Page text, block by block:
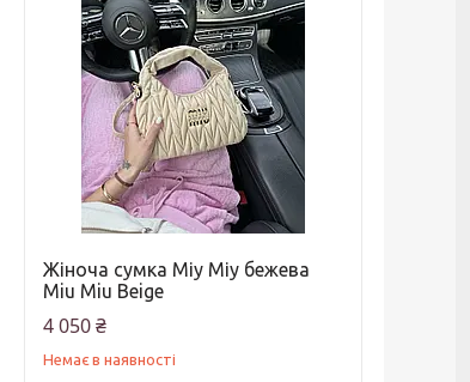
Жіноча сумка Міу Міу бежева
Miu Miu Beige
4 050 ₴
Немає в наявності